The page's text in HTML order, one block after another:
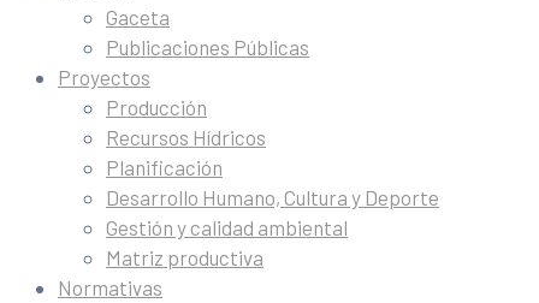
Gaceta
Publicaciones Públicas
Proyectos
Producción
Recursos Hídricos
Planificación
Desarrollo Humano, Cultura y Deporte
Gestión y calidad ambiental
Matriz productiva
Normativas